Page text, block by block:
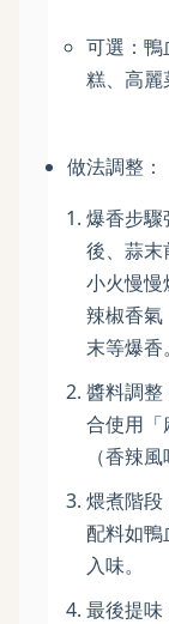
可選：鴨
糕、高麗
做法調整：
爆香步驟
後、蒜末
小火慢慢
辣椒香氣
末等爆香。
醬料調整
合使用「
（香辣
煨煮階段
配料如鴨
入味。
最後提味